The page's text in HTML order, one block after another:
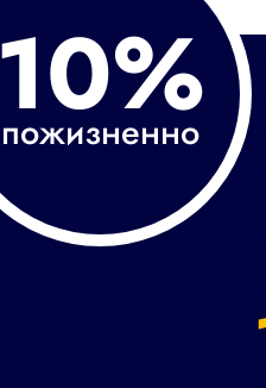
10%
пожизненно